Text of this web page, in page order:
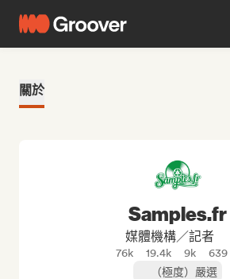
關於
Samples.fr
媒體機構／記者
76k 19.4k 9k
639
（極度）嚴選